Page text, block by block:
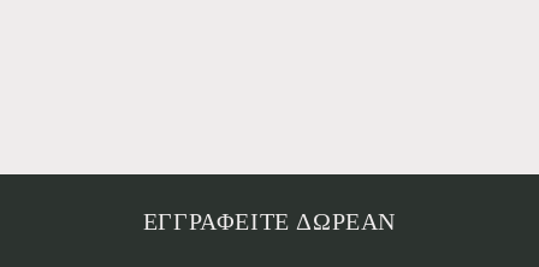
ΕΓΓΡΑΦΕΙΤΕ ΔΩΡΕΑΝ